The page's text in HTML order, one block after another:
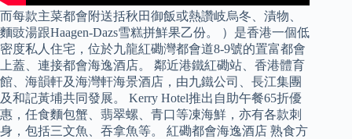
而每款主菜都會附送括秋田御飯或熱讚岐烏冬、漬物、
麵豉湯跟Haagen-Dazs雪糕拼鮮果乙份。 ）是香港一個低
密度私人住宅，位於九龍紅磡灣都會道8-9號的置富都會
上蓋、連接都會海逸酒店。 鄰近港鐵紅磡站、香港體育
館、海韻軒及海灣軒海景酒店，由九鐵公司、長江集團
及和記黃埔共同發展。 Kerry Hotel推出自助午餐65折優
惠，任食麵包蟹、翡翠螺、青口等凍海鮮，亦有各款刺
身，包括三文魚、吞拿魚等。 紅磡都會海逸酒店 熟食方